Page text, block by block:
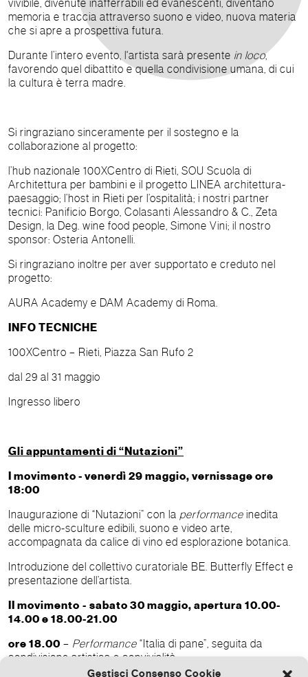
Gestisci Consenso Cookie
vivibile, divenute inafferrabili ed evanescenti, diventano
memoria e traccia attraverso suono e video, nuova materia
che si apre a prospettiva futura.
Durante l’intero evento, l'artista sarà presente in loco,
favorendo quel dibattito e quella condivisione umana, di cui
la cultura è terra madre.
Si ringraziano sinceramente per il sostegno e la
collaborazione al progetto:
l’hub nazionale 100XCentro di Rieti, SOU Scuola di
Architettura per bambini e il progetto LINEA architettura-
paesaggio; l’host in Rieti per l’ospitalità; i nostri partner
tecnici: Panificio Borgo, Colasanti Alessandro & C., Zeta
Design, la Deg. wine food people, Simone Vini; il nostro
sponsor: Osteria Antonelli.
Si ringraziano inoltre per aver supportato e creduto nel
progetto:
AURA Academy e DAM Academy di Roma.
INFO TECNICHE
100XCentro – Rieti, Piazza San Rufo 2
dal 29 al 31 maggio
Ingresso libero
Gli appuntamenti di “Nutazioni”
I movimento - venerdì 29 maggio, vernissage ore
18:00
Inaugurazione di “Nutazioni” con la performance inedita
delle micro-sculture edibili, suono e video arte,
accompagnata da calice di vino ed esplorazione botanica.
Introduzione del collettivo curatoriale BE. Butterfly Effect e
presentazione dell’artista.
II movimento - sabato 30 maggio, apertura 10.00-
14.00 e 18.00-21.00
ore 18.00 – Performance “Italia di pane”, seguita da
condivisione artistica e convivialità.